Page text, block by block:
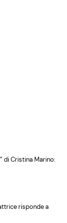
di Cristina Marino:
risponde a